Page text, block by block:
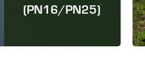
(PN16/PN25)